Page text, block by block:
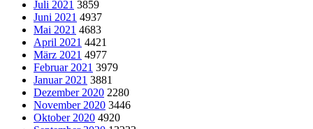
Juli 2021 3859
Juni 2021 4937
Mai 2021 4683
April 2021 4421
März 2021 4977
Februar 2021 3979
Januar 2021 3881
Dezember 2020 2280
November 2020 3446
Oktober 2020 4920